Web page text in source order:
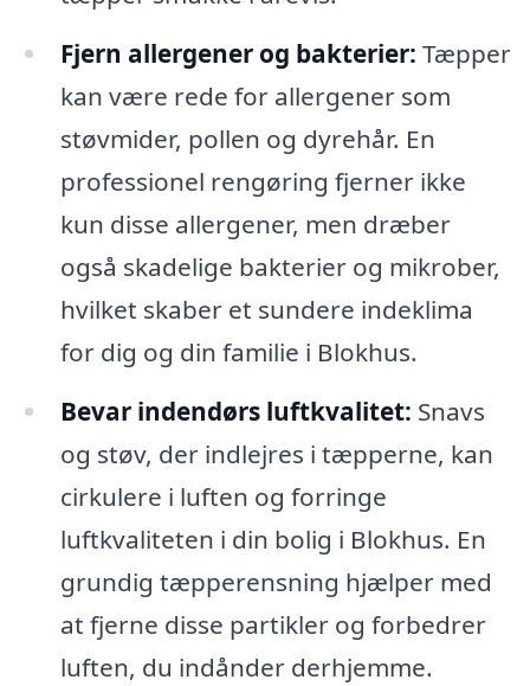
Fjern allergener og bakterier: Tæpper
kan være rede for allergener som
støvmider, pollen og dyrehår. En
professionel rengøring fjerner ikke
kun disse allergener, men dræber
også skadelige bakterier og mikrober,
hvilket skaber et sundere indeklima
for dig og din familie i Blokhus.
Bevar indendørs luftkvalitet: Snavs
og støv, der indlejres i tæpperne, kan
cirkulere i luften og forringe
luftkvaliteten i din bolig i Blokhus. En
grundig tæpperensning hjælper med
at fjerne disse partikler og forbedrer
luften, du indånder derhjemme.